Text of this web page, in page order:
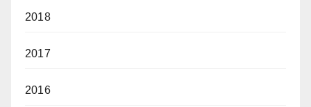
2018
2017
2016